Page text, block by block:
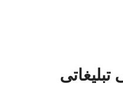
اروپایی تبلیغاتی